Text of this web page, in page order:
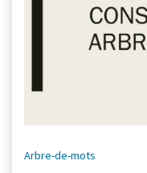
Arbre-de-mots